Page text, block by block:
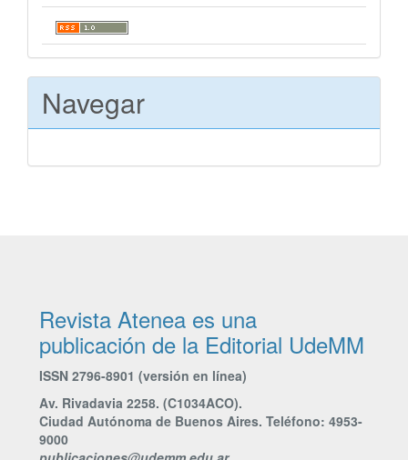
Navegar
Revista Atenea es una
publicación de la Editorial UdeMM
ISSN 2796-8901 (versión en línea)
Av. Rivadavia 2258. (C1034ACO).
Ciudad Autónoma de Buenos Aires. Teléfono: 4953-
9000